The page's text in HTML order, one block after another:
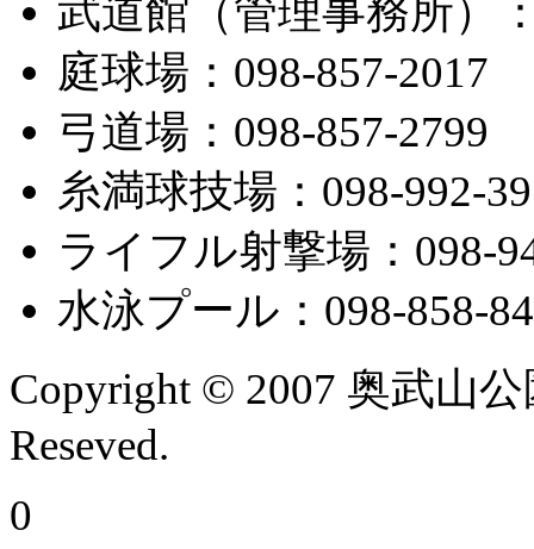
武道館（管理事務所）
庭球場：098-857-2017
弓道場：098-857-2799
糸満球技場：098-992-
ライフル射撃場：098-
水泳プール：098-858-
Copyright © 2007 奥武山
Reseved.
0